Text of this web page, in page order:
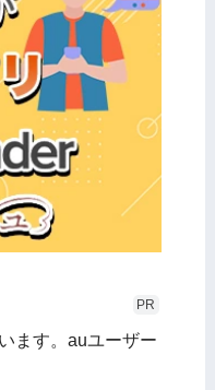
PR
ます。auユーザー